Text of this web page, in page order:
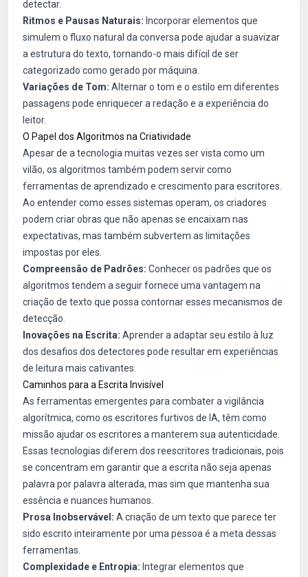
detectar.
Ritmos e Pausas Naturais: Incorporar elementos que
simulem o fluxo natural da conversa pode ajudar a suavizar
a estrutura do texto, tornando-o mais difícil de ser
categorizado como gerado por máquina.
Variações de Tom: Alternar o tom e o estilo em diferentes
passagens pode enriquecer a redação e a experiência do
leitor.
O Papel dos Algoritmos na Criatividade
Apesar de a tecnologia muitas vezes ser vista como um
vilão, os algoritmos também podem servir como
ferramentas de aprendizado e crescimento para escritores.
Ao entender como esses sistemas operam, os criadores
podem criar obras que não apenas se encaixam nas
expectativas, mas também subvertem as limitações
impostas por eles.
Compreensão de Padrões: Conhecer os padrões que os
algoritmos tendem a seguir fornece uma vantagem na
criação de texto que possa contornar esses mecanismos de
detecção.
Inovações na Escrita: Aprender a adaptar seu estilo à luz
dos desafios dos detectores pode resultar em experiências
de leitura mais cativantes.
Caminhos para a Escrita Invisível
As ferramentas emergentes para combater a vigilância
algorítmica, como os escritores furtivos de IA, têm como
missão ajudar os escritores a manterem sua autenticidade.
Essas tecnologias diferem dos reescritores tradicionais, pois
se concentram em garantir que a escrita não seja apenas
palavra por palavra alterada, mas sim que mantenha sua
essência e nuances humanos.
Prosa Inobservável: A criação de um texto que parece ter
sido escrito inteiramente por uma pessoa é a meta dessas
ferramentas.
Complexidade e Entropia: Integrar elementos que